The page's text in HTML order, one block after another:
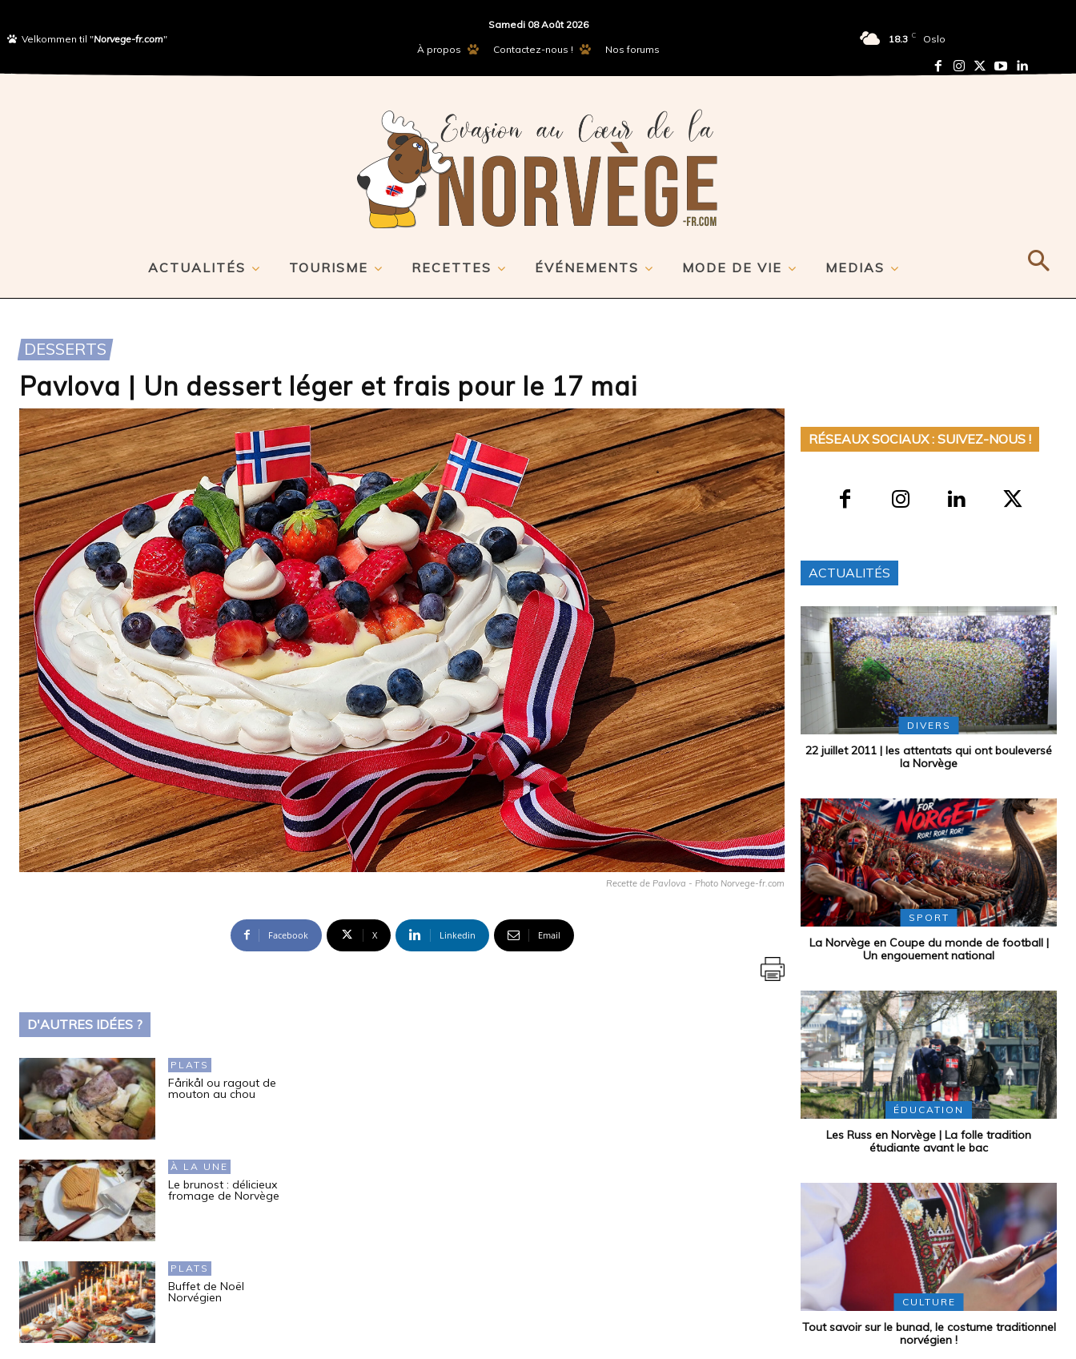
Velkommen til "Norvege-fr.com"
Samedi 08 Août 2026
À propos Contactez-nous ! Nos forums
18.3 C Oslo
ACTUALITÉS TOURISME RECETTES ÉVÉNEMENTS MODE DE VIE MEDIAS
DESSERTS
Pavlova | Un dessert léger et frais pour le 17 mai
Recette de Pavlova - Photo Norvege-fr.com
Facebook X Linkedin Email
D'AUTRES IDÉES ?
PLATS
Fårikål ou ragout de
mouton au chou
À LA UNE
Le brunost : délicieux
fromage de Norvège
PLATS
Buffet de Noël
Norvégien
RÉSEAUX SOCIAUX : SUIVEZ-NOUS !
ACTUALITÉS
DIVERS
22 juillet 2011 | les attentats qui ont bouleversé
la Norvège
SPORT
La Norvège en Coupe du monde de football |
Un engouement national
ÉDUCATION
Les Russ en Norvège | La folle tradition
étudiante avant le bac
CULTURE
Tout savoir sur le bunad, le costume traditionnel
norvégien !